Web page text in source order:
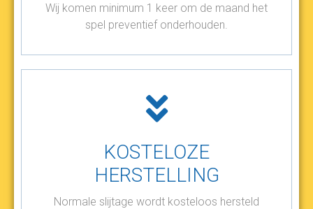
Wij komen minimum 1 keer om de maand het
spel preventief onderhouden.
KOSTELOZE
HERSTELLING
Normale slijtage wordt kosteloos hersteld